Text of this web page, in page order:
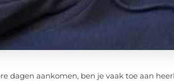
dagen aankomen, ben je vaak toe aan